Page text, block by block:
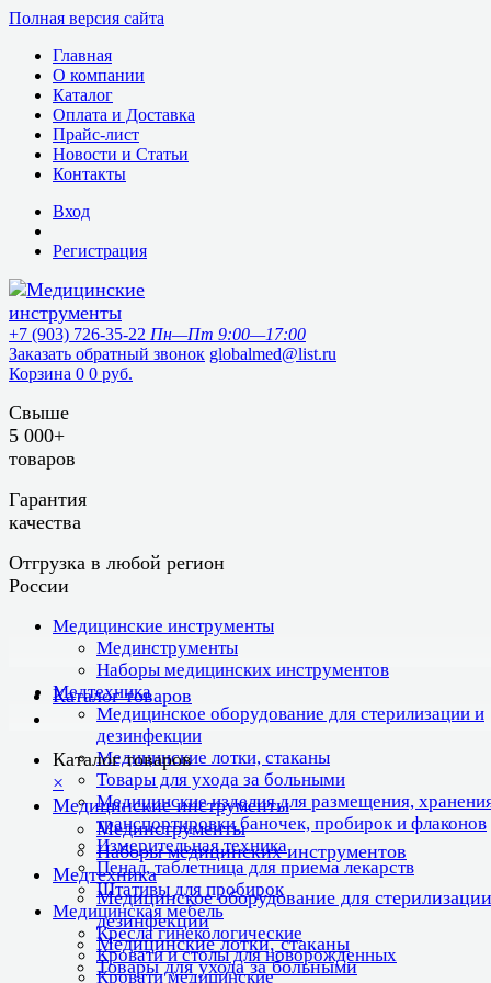
Полная версия сайта
Главная
О компании
Каталог
Оплата и Доставка
Прайс-лист
Новости и Статьи
Контакты
Вход
Регистрация
+7 (903) 726-35-22 Пн—Пт 9:00—17:00
Заказать обратный звонок globalmed@list.ru
Корзина 0 0 руб.
Свыше
5 000+
товаров
Гарантия
качества
Отгрузка в любой регион
России
Медицинские инструменты
Мединструменты
Наборы медицинских инструментов
Медтехника
Медицинское оборудование для стерилизации и
дезинфекции
Медицинские лотки, стаканы
Товары для ухода за больными
Медицинские изделия для размещения,
транспортировки баночек, пробирок и флаконов
Измерительная техника
Пенал, таблетница для приема лекарств
Штативы для пробирок
Медицинская мебель
Кресла гинекологические
Кровати и столы для новорожденных
Кровати медицинские
Каталог товаров
Каталог товаров
×
Медицинские инструменты
Мединструменты
Наборы медицинских инструментов
Медтехника
Медицинское оборудование для
дезинфекции
Медицинские лотки, стаканы
Товары для ухода за больными